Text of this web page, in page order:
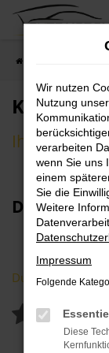
Zum
Hauptinhalt
Ihre
Das
Wir nutzen
Nutzung
verarbeiten
wenn Sie uns
einem
Sie die
Weitere
Impressum
Folgende
Diese